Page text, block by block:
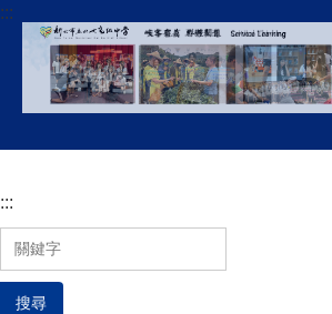
跳
容
:::
:::
搜尋